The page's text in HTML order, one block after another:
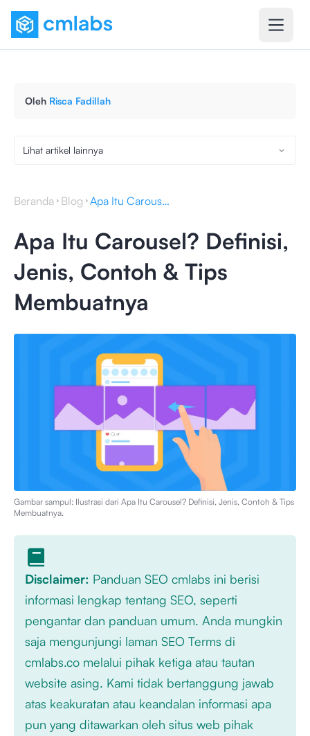
Oleh Risca Fadillah
Lihat artikel lainnya
Beranda Blog Apa Itu Carousel? Definisi, Jenis, Contoh & Tips Membuatnya
Apa Itu Carousel? Definisi,
Jenis, Contoh & Tips
Membuatnya
Gambar sampul: Ilustrasi dari Apa Itu Carousel? Definisi, Jenis, Contoh & Tips
Membuatnya.
Disclaimer: Panduan SEO cmlabs ini berisi
informasi lengkap tentang SEO, seperti
pengantar dan panduan umum. Anda mungkin
saja mengunjungi laman SEO Terms di
cmlabs.co melalui pihak ketiga atau tautan
website asing. Kami tidak bertanggung jawab
atas keakuratan atau keandalan informasi apa
pun yang ditawarkan oleh situs web pihak